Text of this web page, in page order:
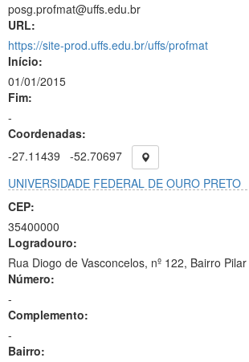
posg.profmat@uffs.edu.br
URL:
https://site-prod.uffs.edu.br/uffs/profmat
Início:
01/01/2015
Fim:
-
Coordenadas:
-27.11439
-52.70697
UNIVERSIDADE FEDERAL DE OURO PRETO
CEP:
35400000
Logradouro:
Rua Diogo de Vasconcelos, nº 122, Bairro Pilar
Número:
-
Complemento:
-
Bairro: